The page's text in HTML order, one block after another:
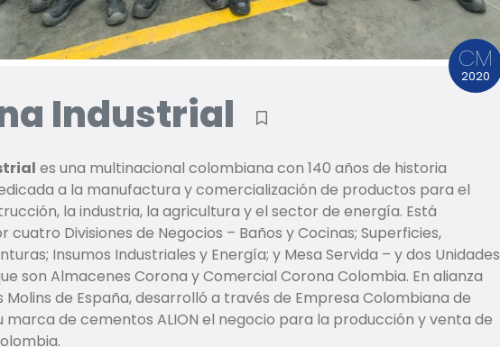
CM
2020
Industrial
es una multinacional colombiana con 140 años de historia
a la manufactura y comercialización de productos para el
la industria, la agricultura y el sector de energía. Está
Divisiones de Negocios – Baños y Cocinas; Superficies,
Insumos Industriales y Energía; y Mesa Servida – y dos Unidades
son Almacenes Corona y Comercial Corona Colombia. En alianza
de España, desarrolló a través de Empresa Colombiana de
marca de cementos ALION el negocio para la producción y venta de